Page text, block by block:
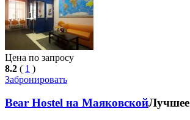
Цена по запросу
8.2 ( 1 )
Забронировать
Bear Hostel на МаяковскойЛучшее